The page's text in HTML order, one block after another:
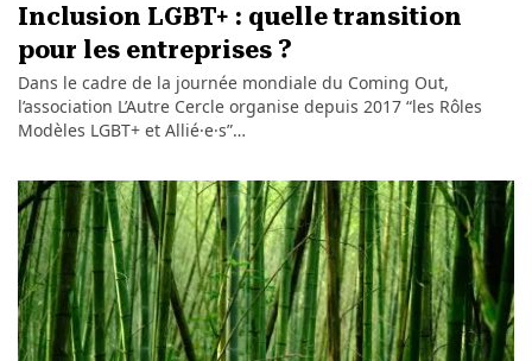
Inclusion LGBT+ : quelle transition
pour les entreprises ?
Dans le cadre de la journée mondiale du Coming Out,
l’association L’Autre Cercle organise depuis 2017 “les Rôles
Modèles LGBT+ et Allié·e·s”…